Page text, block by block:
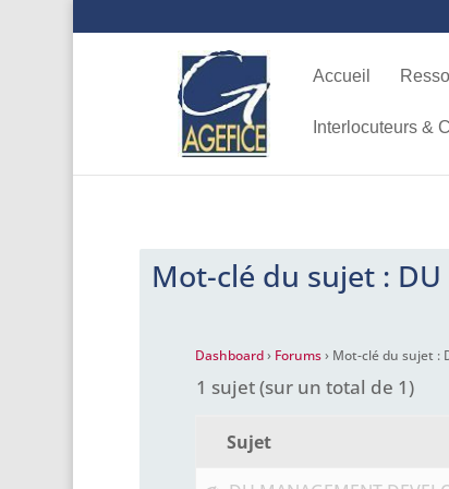
Accueil
Interlocuteurs &
Mot-clé du sujet : DU
Dashboard › Forums › Mot-clé du sujet :
1 sujet (sur un total de 1)
Sujet